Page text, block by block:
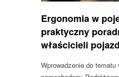
Ergonomia w
praktyczny
właścicieli
Wprowadzenie do tematu